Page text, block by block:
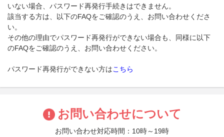
いない場合、パスワード再発行手続きはできません。
該当する方は、以下のFAQをご確認のうえ、お問い合わせくださ
い。
その他の理由でパスワード再発行ができない場合も、同様に以下
のFAQをご確認のうえ、お問い合わせください。
パスワード再発行ができない方はこちら
お問い合わせについて
お問い合わせ対応時間：10時～19時